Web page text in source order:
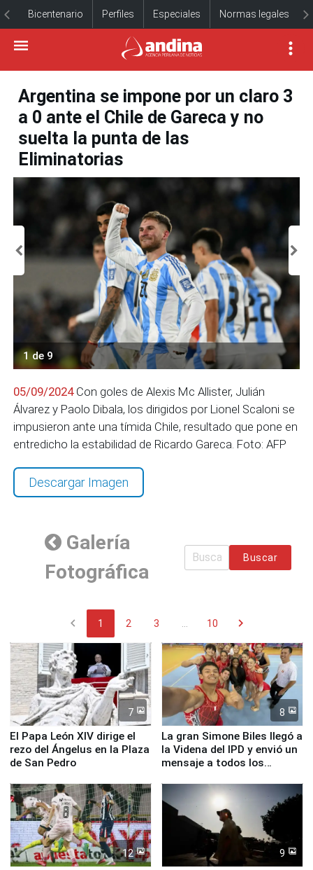
Bicentenario Perfiles Especiales Normas legales
Argentina se impone por un claro 3
a 0 ante el Chile de Gareca y no
suelta la punta de las
Eliminatorias
1 de 9
05/09/2024Con goles de Alexis Mc Allister, Julián
Álvarez y Paolo Dibala, los dirigidos por Lionel Scaloni se
impusieron ante una tímida Chile, resultado que pone en
entredicho la estabilidad de Ricardo Gareca. Foto: AFP
Descargar Imagen
Galería
Fotográfica
Buscar
chevron_left 1 2 3 10 chevron_right
7
El Papa León XIV dirige el
rezo del Ángelus en la Plaza
de San Pedro
8
La gran Simone Biles llegó a
la Videna del IPD y envió un
mensaje a todos los
12 9